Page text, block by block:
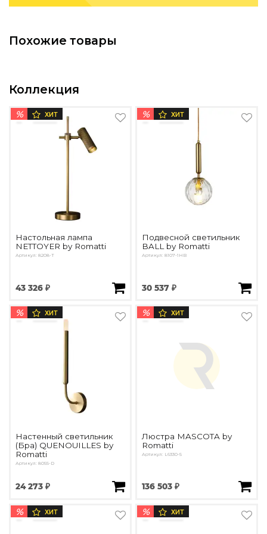
Подбор, производство и комплектация по вашему
Бренды
Похожие товары
Коллекция
% ХИТ
Настольная лампа
NETTOYER by Romatti
Артикул: 8208-T
43 326 ₽
% ХИТ
Подвесной светильник
BALL by Romatti
Артикул: 8107-1HB
30 537 ₽
% ХИТ
Настенный светильник
(Бра) QUENOUILLES by
Romatti
Артикул: 8055-D
24 273 ₽
% ХИТ
Люстра MASCOTA by
Romatti
Артикул: L6330-5
136 503 ₽
% ХИТ % ХИТ